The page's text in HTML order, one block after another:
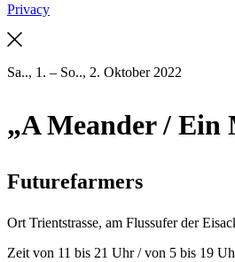
Privacy
Sa.., 1. – So.., 2. Oktober 2022
„A Meander / Ein
Futurefarmers
Ort Trientstrasse, am Flussufer der
Zeit von 11 bis 21 Uhr / von 5 bis 19